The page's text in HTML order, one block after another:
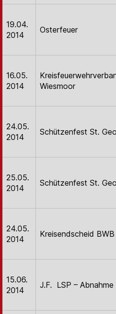
19.04.
2014
Osterfeuer
16.05.
2014
Wiesmoor
24.05.
2014
Schützenfest St.
25.05.
2014
Schützenfest St.
24.05.
2014
Kreisendscheid
15.06.
2014
J.F. LSP – Abnahme